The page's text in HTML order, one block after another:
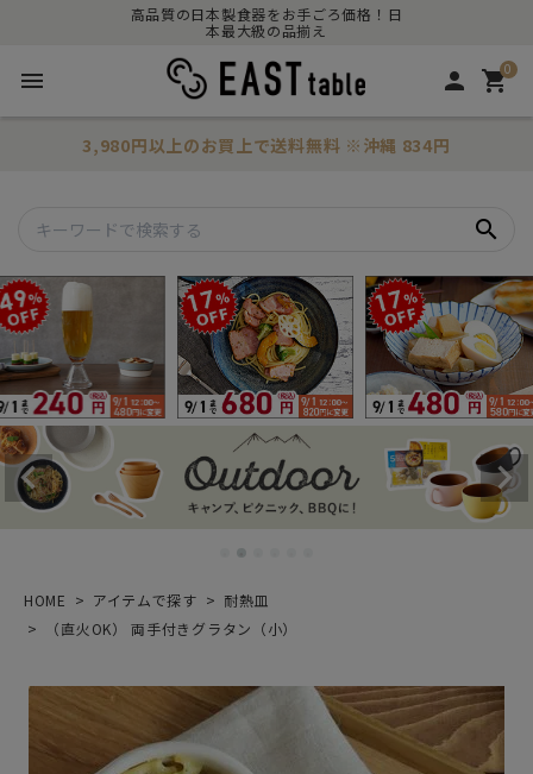
高品質の日本製食器をお手ごろ価格！日
本最大級の品揃え
menu person 0
shopping_cart
3,980円以上のお買上で送料無料 ※沖縄 834円
search
HOME アイテムで探す
耐熱皿
（直火OK） 両手付きグラタン（小）